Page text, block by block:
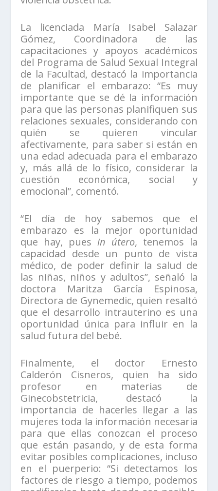
La licenciada María Isabel Salazar
Gómez, Coordinadora de las
capacitaciones y apoyos académicos
del Programa de Salud Sexual Integral
de la Facultad, destacó la importancia
de planificar el embarazo: “Es muy
importante que se dé la información
para que las personas planifiquen sus
relaciones sexuales, considerando con
quién se quieren vincular
afectivamente, para saber si están en
una edad adecuada para el embarazo
y, más allá de lo físico, considerar la
cuestión económica, social y
emocional”, comentó.
“El día de hoy sabemos que el
embarazo es la mejor oportunidad
que hay, pues in útero, tenemos la
capacidad desde un punto de vista
médico, de poder definir la salud de
las niñas, niños y adultos”, señaló la
doctora Maritza García Espinosa,
Directora de Gynemedic, quien resaltó
que el desarrollo intrauterino es una
oportunidad única para influir en la
salud futura del bebé.
Finalmente, el doctor Ernesto
Calderón Cisneros, quien ha sido
profesor en materias de
Ginecobstetricia, destacó la
importancia de hacerles llegar a las
mujeres toda la información necesaria
para que ellas conozcan el proceso
que están pasando, y de esta forma
evitar posibles complicaciones, incluso
en el puerperio: “Si detectamos los
factores de riesgo a tiempo, podemos